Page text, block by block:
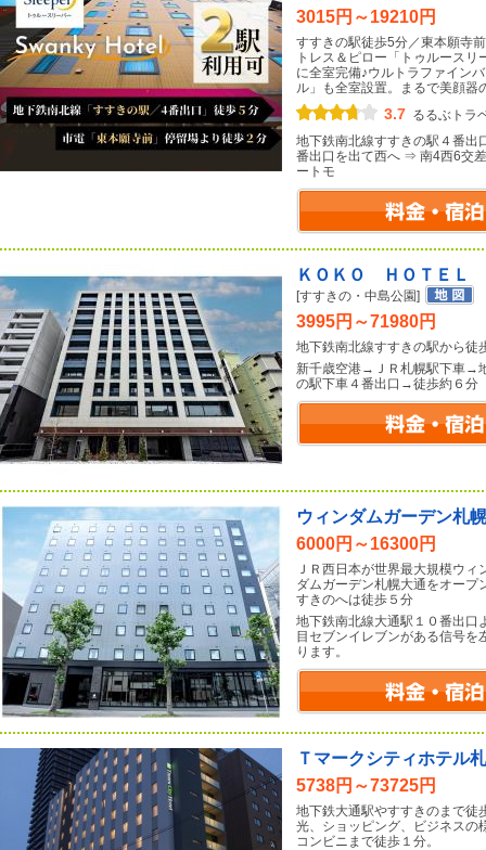
3015円～19210円
すすきの駅徒歩5分／東本願寺
トレス＆ピロー「トゥルース
に全室完備♪ウルトラファイン
ル」も全室設置。まるで美顔器
3.7 るるぶトラ
地下鉄南北線すすきの駅４番出
番出口を出て西へ ⇒ 南4西6交
ートモ
ＫＯＫＯ ＨＯＴＥＬ
[すすきの・中島公園]
3995円～71980円
地下鉄南北線すすきの駅から徒
新千歳空港→ＪＲ札幌駅下車→
の駅下車４番出口→徒歩約６分
ウィンダムガーデン札
6000円～16300円
ＪＲ西日本が世界最大規模ウ
ダムガーデン札幌大通をオープ
すきのへは徒歩５分
地下鉄南北線大通駅１０番出口
目セブンイレブンがある信号
ります。
Ｔマークシティホテル
5738円～73725円
地下鉄大通駅やすすきのまで徒
光、ショッピング、ビジネスの
コンビニまで徒歩１分。